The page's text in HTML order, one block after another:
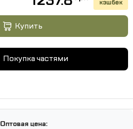
кэшбек
Купить
Покупка частями
Оптовая цена: